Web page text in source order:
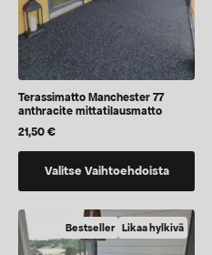
Terassimatto Manchester 77
anthracite mittatilausmatto
21,50€
Valitse Vaihtoehdoista
vaihtoehtoja,
jotka
Bestseller Likaa hylkivä